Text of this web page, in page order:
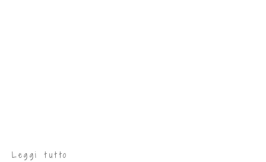
Leggi tutto